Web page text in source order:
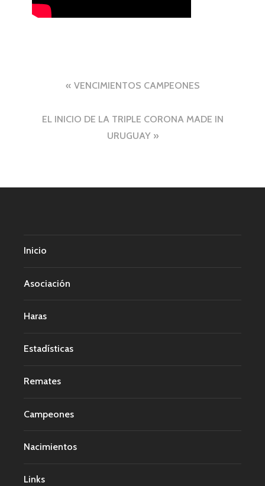
Navegación
entradas
VENCIMIENTOS CAMPEONES
EL INICIO DE LA TRIPLE CORONA MADE IN
URUGUAY
Inicio
Asociación
Haras
Estadísticas
Remates
Campeones
Nacimientos
Links